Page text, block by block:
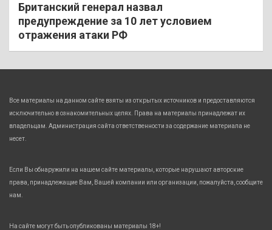
Британский генерал назвал
предупреждение за 10 лет условием
отражения атаки РФ
Все материалы на данном сайте взяты из открытых источников и предоставляются
исключительно в ознакомительных целях. Права на материалы принадлежат их
владельцам. Администрация сайта ответственности за содержание материала не
несет.
Если Вы обнаружили на нашем сайте материалы, которые нарушают авторские
права, принадлежащие Вам, Вашей компании или организации, пожалуйста, сообщите
нам.
На сайте могут быть опубликованы материалы 18+!